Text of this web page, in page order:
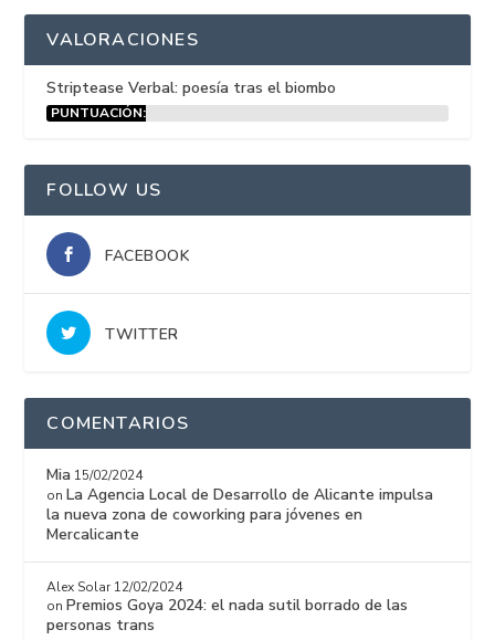
VALORACIONES
Striptease Verbal: poesía tras el biombo
PUNTUACIÓN:
FOLLOW US
FACEBOOK
TWITTER
COMENTARIOS
Mia 15/02/2024
on La Agencia Local de Desarrollo de Alicante impulsa
la nueva zona de coworking para jóvenes en
Mercalicante
Alex Solar 12/02/2024
on Premios Goya 2024: el nada sutil borrado de las
personas trans